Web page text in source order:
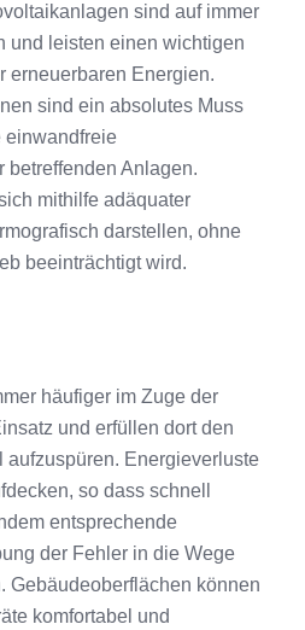
sind auf immer
und leisten einen wichtigen
erneuerbaren Energien.
sind ein absolutes Muss
einwandfreie
betreffenden Anlagen.
mithilfe adäquater
darstellen, ohne
beeinträchtigt wird.
häufiger im Zuge der
und erfüllen dort den
aufzuspüren. Energieverluste
so dass schnell
entsprechende
der Fehler in die Wege
Gebäudeoberflächen können
komfortabel und